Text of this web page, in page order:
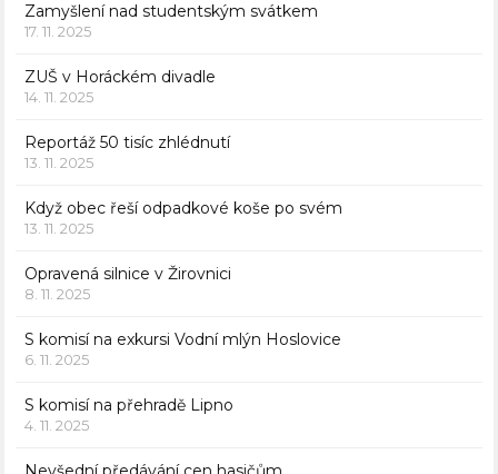
Zamyšlení nad studentským svátkem
17. 11. 2025
ZUŠ v Horáckém divadle
14. 11. 2025
Reportáž 50 tisíc zhlédnutí
13. 11. 2025
Když obec řeší odpadkové koše po svém
13. 11. 2025
Opravená silnice v Žirovnici
8. 11. 2025
S komisí na exkursi Vodní mlýn Hoslovice
6. 11. 2025
S komisí na přehradě Lipno
4. 11. 2025